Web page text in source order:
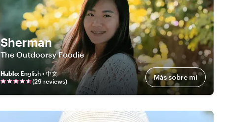
Sherman
The Outdoorsy Foodie
Hablo: English • 中文
(29 reviews) Más sobre mí